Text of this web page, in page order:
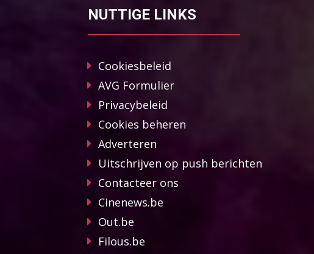
NUTTIGE LINKS
Cookiesbeleid
AVG Formulier
Privacybeleid
Cookies beheren
Adverteren
Uitschrijven op push berichten
Contacteer ons
Cinenews.be
Out.be
Filous.be